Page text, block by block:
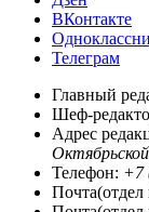
ВКонтакте
Телеграм
Главный
Шеф-
Адрес
Телефон: +7
Почта(отдел